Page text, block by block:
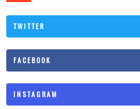
TWITTER
FACEBOOK
INSTAGRAM